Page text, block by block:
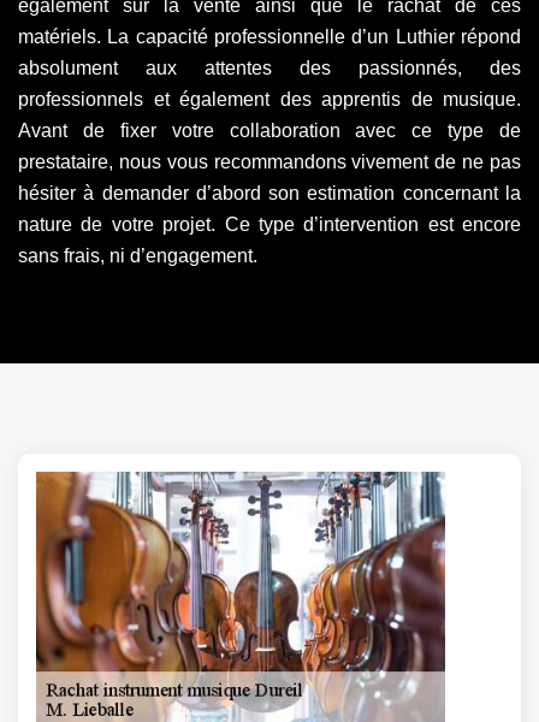
également sur la vente ainsi que le rachat de ces
matériels. La capacité professionnelle d’un Luthier répond
absolument aux attentes des passionnés, des
professionnels et également des apprentis de musique.
Avant de fixer votre collaboration avec ce type de
prestataire, nous vous recommandons vivement de ne pas
hésiter à demander d’abord son estimation concernant la
nature de votre projet. Ce type d’intervention est encore
sans frais, ni d’engagement.